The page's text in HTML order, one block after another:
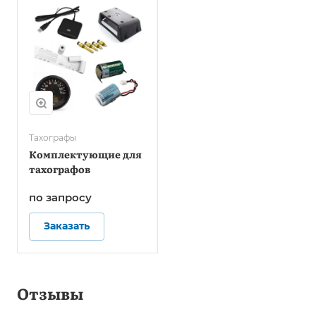
Тахографы
Комплектующие для
тахографов
по запросу
Заказать
Отзывы